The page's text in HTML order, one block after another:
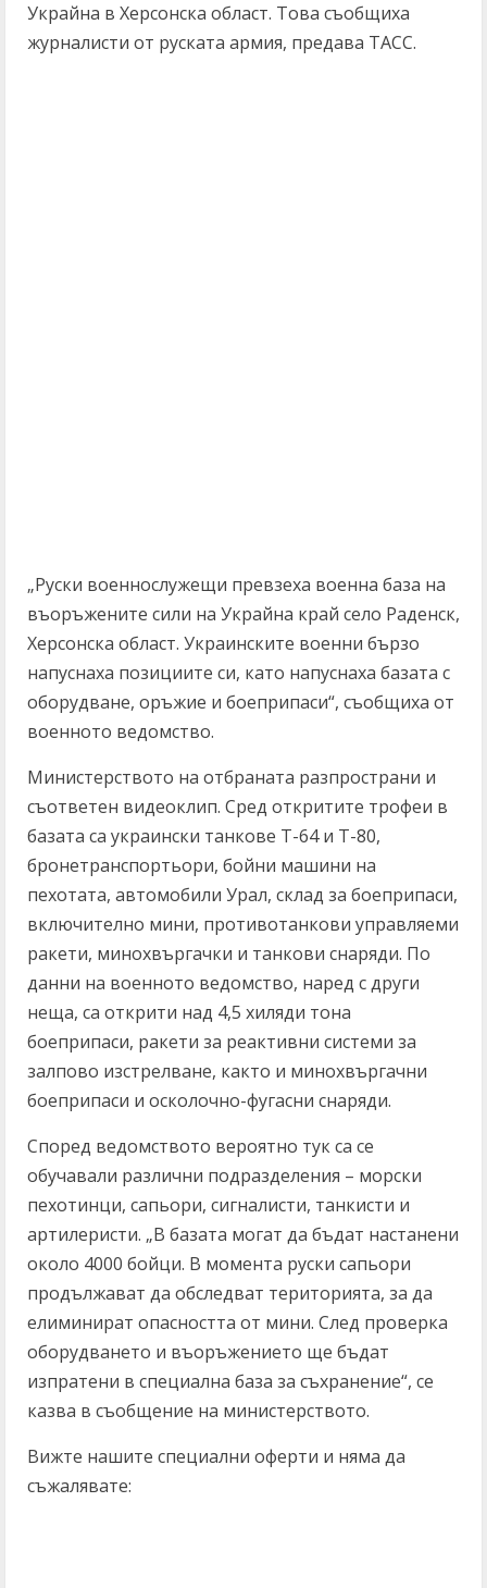
Украйна в Херсонска област. Това съобщиха
журналисти от руската армия, предава ТАСС.
„Руски военнослужещи превзеха военна база на
въоръжените сили на Украйна край село Раденск,
Херсонска област. Украинските военни бързо
напуснаха позициите си, като напуснаха базата с
оборудване, оръжие и боеприпаси“, съобщиха от
военното ведомство.
Министерството на отбраната разпространи и
съответен видеоклип. Сред откритите трофеи в
базата са украински танкове Т-64 и Т-80,
бронетранспортьори, бойни машини на
пехотата, автомобили Урал, склад за боеприпаси,
включително мини, противотанкови управляеми
ракети, минохвъргачки и танкови снаряди. По
данни на военното ведомство, наред с други
неща, са открити над 4,5 хиляди тона
боеприпаси, ракети за реактивни системи за
залпово изстрелване, както и минохвъргачни
боеприпаси и осколочно-фугасни снаряди.
Според ведомството вероятно тук са се
обучавали различни подразделения – морски
пехотинци, сапьори, сигналисти, танкисти и
артилеристи. „В базата могат да бъдат настанени
около 4000 бойци. В момента руски сапьори
продължават да обследват територията, за да
елиминират опасността от мини. След проверка
оборудването и въоръжението ще бъдат
изпратени в специална база за съхранение“, се
казва в съобщение на министерството.
Вижте нашите специални оферти и няма да
съжалявате: